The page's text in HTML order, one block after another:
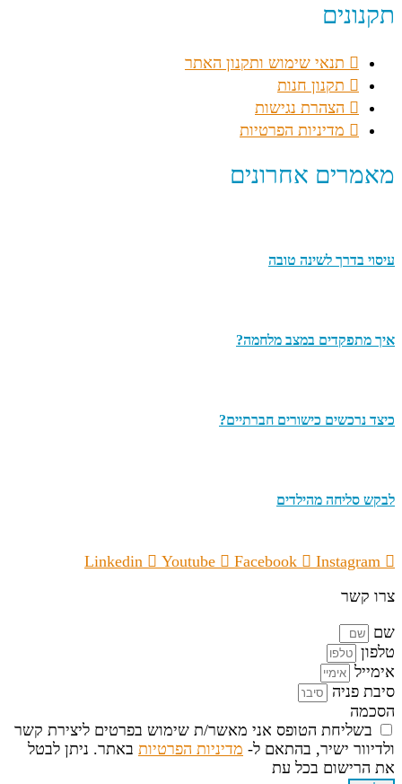
תקנונים
תנאי שימוש ותקנון האתר
תקנון חנות
הצהרת נגישות
מדיניות הפרטיות
מאמרים אחרונים
עיסוי בדרך לשינה טובה
איך מתפקדים במצב מלחמה?
כיצד נרכשים כישורים חברתיים?
לבקש סליחה מהילדים
Linkedin Youtube Facebook
Instagram
צרו קשר
שם
טלפון
אימייל
סיבת פניה
הסכמה
בשליחת הטופס אני מאשר/ת שימוש בפרטים ליצירת קשר
ולדיוור ישיר, בהתאם ל- מדיניות הפרטיות באתר. ניתן לבטל
את הרישום בכל עת